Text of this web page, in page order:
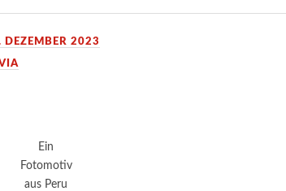
DEZEMBER 2023
Ein
Fotomotiv
aus Peru